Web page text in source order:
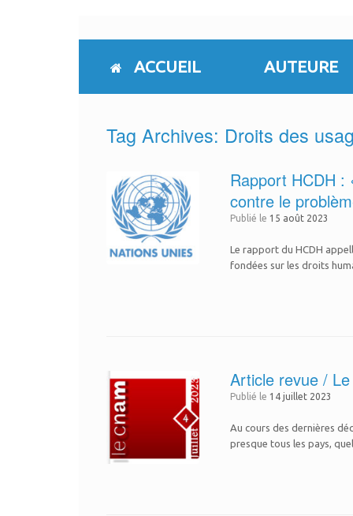
to
ACCUEIL AUTEURE
Tag Archives: Droits des
Rapport HCDH :
contre le
Publié le 15 août 2023
Le rapport du HCDH
fondées sur les droits
Article revue /
Publié le 14 juillet 2023
Au cours des dernières
presque tous les pays,